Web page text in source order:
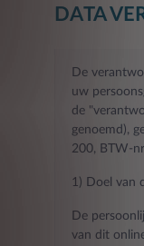
DATA
De
uw
de
genoemd),
200, BTW-
1) Doel van
De
van dit